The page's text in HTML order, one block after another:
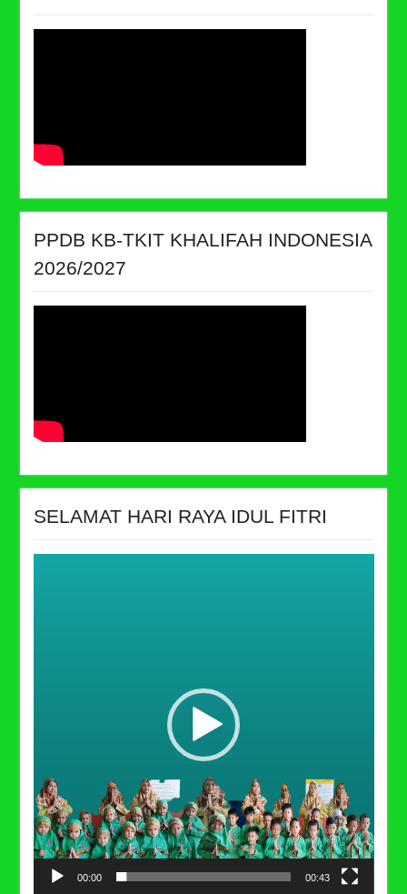
PPDB KB-TKIT KHALIFAH INDONESIA
2026/2027
SELAMAT HARI RAYA IDUL FITRI
00:00 00:43